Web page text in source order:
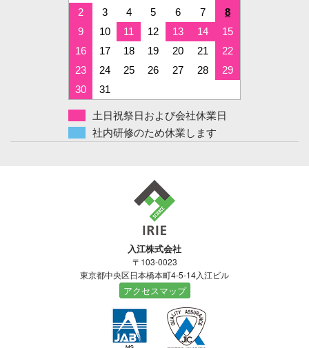
2
3 4 5 6 7
8
9
10 11 12 13 14
15
16
17 18 19 20 21
22
23
24 25 26 27 28
29
30
31
土日祝祭日および会社休業日
社内研修のため休業します
入江株式会社
〒103-0023
東京都中央区日本橋本町4-5-14入江ビル
アクセスマップ